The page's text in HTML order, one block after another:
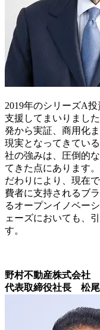
2019年のシリーズA
支援してまいりまし
発から実証、商用化
現実となってきてい
社の強みは、圧倒的
てきた点にあります
だわりにより、現在
費者に支持されるブ
るオープンイノベー
ェーズにおいても、
す。
野村不動産株式会社
代表取締役社長 松尾